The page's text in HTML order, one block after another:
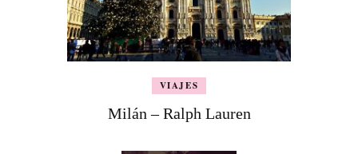
VIAJES
Milán – Ralph Lauren